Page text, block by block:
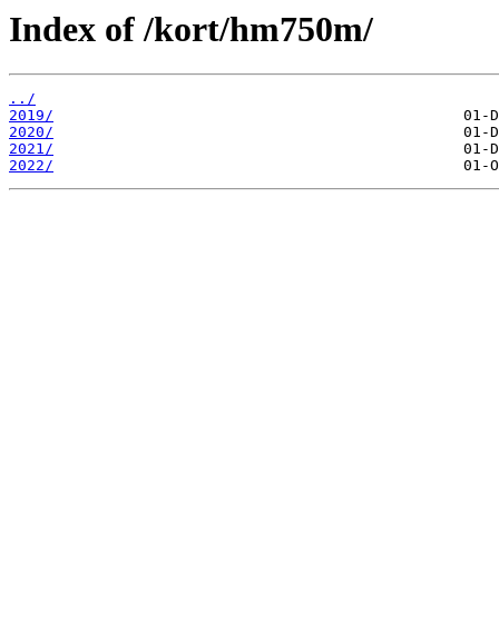
Index of /kort/hm750m/
../
2019/
2020/
2021/
2022/